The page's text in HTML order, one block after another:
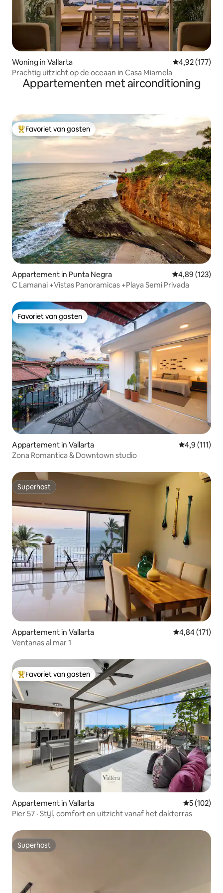
Woning in Vallarta Gemiddelde
4,92 (177)
Prachtig uitzicht op de oceaan in Casa Miamela
Appartementen met airconditioning
Topfavoriet van gasten
Favoriet van gasten
Appartement in Punta Negra Gemiddelde
4,89 (123)
C Lamanai +Vistas Panoramicas +Playa Semi Privada
Favoriet van gasten
Favoriet van gasten
Appartement in Vallarta Gemiddelde
4,9 (111)
Zona Romantica & Downtown studio
Superhost
Superhost
Appartement in Vallarta Gemiddelde
4,84 (171)
Ventanas al mar 1
Topfavoriet van gasten
Favoriet van gasten
Appartement in Vallarta
5 (102)
Pier 57 · Stijl, comfort en uitzicht vanaf het dakterras
Superhost
Superhost